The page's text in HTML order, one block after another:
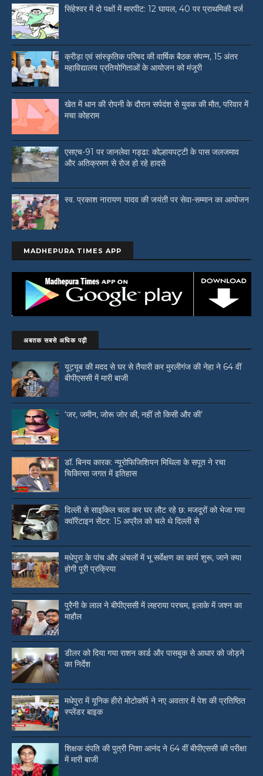
सिंहेश्वर में दो पक्षों में मारपीट: 12 घायल, 40 पर प्राथमिकी दर्ज
क्रीड़ा एवं सांस्कृतिक परिषद की वार्षिक बैठक संपन्न, 15 अंतर
महाविद्यालय प्रतियोगिताओं के आयोजन को मंजूरी
खेत में धान की रोपनी के दौरान सर्पदंश से युवक की मौत, परिवार में
मचा कोहराम
एसएच-91 पर जानलेवा गड्ढा: कोल्हायपट्टी के पास जलजमाव
और अतिक्रमण से रोज हो रहे हादसे
स्व. प्रकाश नारायण यादव की जयंती पर सेवा-सम्मान का आयोजन
MADHEPURA TIMES APP
अबतक सबसे अधिक पढ़ी
यूट्यूब की मदद से घर से तैयारी कर मुरलीगंज की नेहा ने 64 वीं
बीपीएससी में मारी बाजी
‘जर, जमीन, जोरू जोर की, नहीं तो किसी और की’
डॉ. बिनय कारक: न्यूरोफिजिशियन मिथिला के सपूत ने रचा
चिकित्सा जगत में इतिहास
दिल्ली से साइकिल चला कर घर लौट रहे छ: मजदूरों को भेजा गया
क्वॉरेंटाइन सेंटर: 15 अप्रैल को चले थे दिल्ली से
मधेपुरा के पांच और अंचलों में भू सर्वेक्षण का कार्य शुरू, जाने क्या
होगी पूरी प्रक्रिया
पुरैनी के लाल ने बीपीएससी में लहराया परचम, इलाके में जश्न का
माहौल
डीलर को दिया गया राशन कार्ड और पासबुक से आधार को जोड़ने
का निर्देश
मधेपुरा में यूनिक हीरो मोटोकॉर्प ने नए अवतार में पेश की प्रतिष्ठित
स्प्लेंडर बाइक
शिक्षक दंपति की पुत्री निशा आनंद ने 64 वीं बीपीएससी की परीक्षा
में मारी बाजी